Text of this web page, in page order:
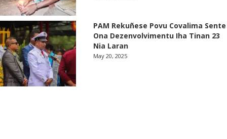
PAM Rekuñese Povu Covalima Sente
Ona Dezenvolvimentu Iha Tinan 23
Nia Laran
May 20, 2025